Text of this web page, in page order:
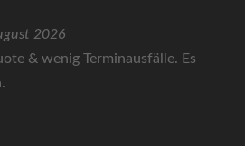
2026
& wenig Terminausfälle. Es